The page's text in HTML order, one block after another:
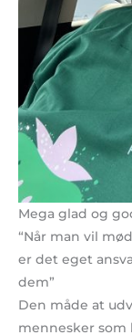
Mega glad og
“Når man vil
er det eget
dem”
Den måde at
mennesker